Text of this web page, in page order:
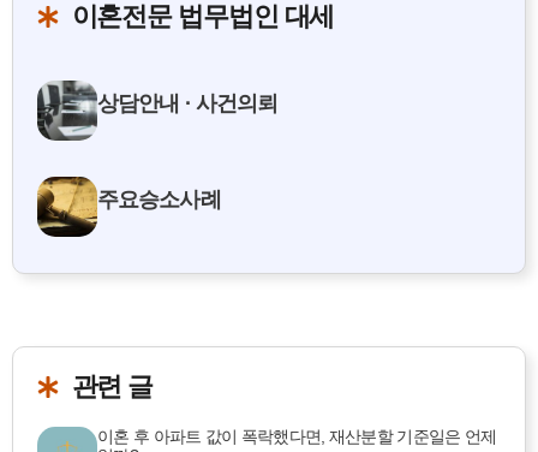
이혼전문 법무법인 대세
상담안내 · 사건의뢰
주요승소사례
관련 글
이혼 후 아파트 값이 폭락했다면, 재산분할 기준일은 언제